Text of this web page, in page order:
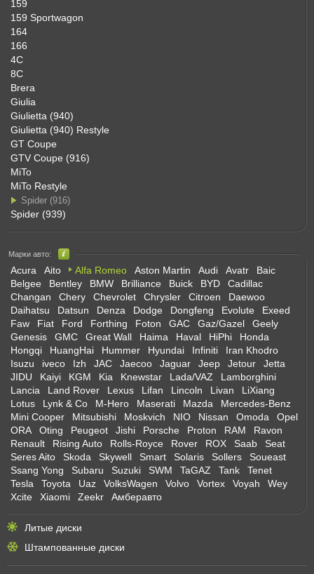
159
159 Sportwagon
164
166
4C
8C
Brera
Giulia
Giulietta (940)
Giulietta (940) Restyle
GT Coupe
GTV Coupe (916)
MiTo
MiTo Restyle
Spider (916)
Spider (939)
Марки авто:
Acura Aito Alfa Romeo Aston Martin Audi Avatr
Baic
Belgee
Bentley BMW Brilliance Buick BYD
Cadillac
Changan
Chery Chevrolet Chrysler Citroen
Daewoo
Daihatsu
Datsun Denza Dodge Dongfeng Evolute
Exeed
Faw
Fiat Ford Forthing Foton GAC Gaz/Gazel
Geely
Genesis
GMC Great Wall Haima Haval HiPhi
Honda
Hongqi
HuangHai Hummer Hyundai Infiniti
Iran Khodro
Isuzu
iveco Izh JAC Jaecoo Jaguar Jeep Jetour
Jetta
JIDU
Kaiyi KGM Kia Knewstar Lada/VAZ
Lamborghini
Lancia
Land Rover Lexus Lifan Lincoln Livan
LiXiang
Lotus
Lynk & Co M-Hero Maserati Mazda
Mercedes-Benz
Mini Cooper
Mitsubishi Moskvich NIO Nissan Omoda
Opel
ORA
Oting Peugeot Jishi Porsche Proton RAM
Ravon
Renault
Rising Auto Rolls-Royce Rover ROX Saab
Seat
Seres Aito
Skoda Skywell Smart Solaris Sollers
Soueast
Ssang Yong
Subaru Suzuki SWM TaGAZ Tank
Tenet
Tesla
Toyota Uaz VolksWagen Volvo Vortex Voyah
Wey
Xcite
Xiaomi Zeekr Амберавто
Литые диски
Штампованные диски